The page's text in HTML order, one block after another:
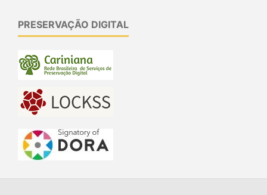
PRESERVAÇÃO DIGITAL